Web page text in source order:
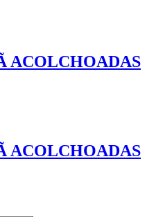
ACOLCHOADAS
ACOLCHOADAS